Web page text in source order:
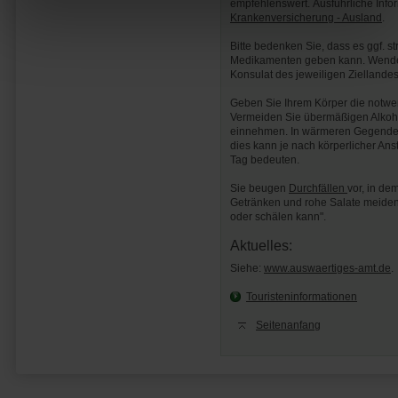
empfehlenswert. Ausführliche
Krankenversicherung - Ausland .
Bitte bedenken Sie, dass es ggf.
Medikamenten geben kann.
Konsulat des jeweiligen
Geben Sie Ihrem Körper die
Vermeiden Sie übermäßigen
einnehmen. In wärmeren
dies kann je nach körperlicher
Tag bedeuten.
Sie beugen Durchfällen vor, in
Getränken und rohe Salate
oder schälen kann".
Aktuelles:
Siehe: www.auswaertiges-amt.de.
Touristeninformationen
Seitenanfang